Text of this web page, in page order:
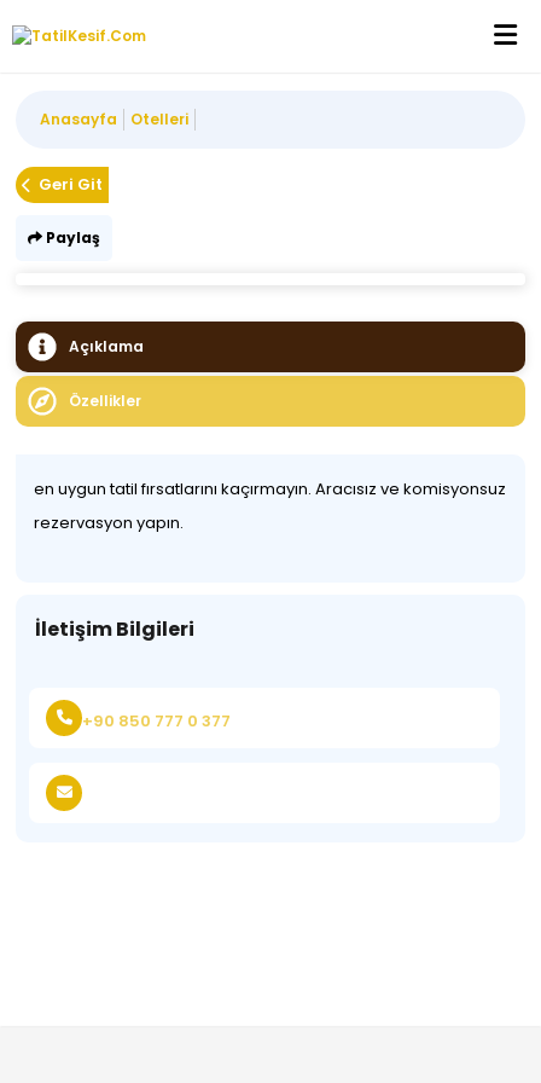
Anasayfa Otelleri
Geri Git
Paylaş
Açıklama
Özellikler
en uygun tatil fırsatlarını kaçırmayın. Aracısız ve komisyonsuz
rezervasyon yapın.
İletişim Bilgileri
+90 850 777 0 377